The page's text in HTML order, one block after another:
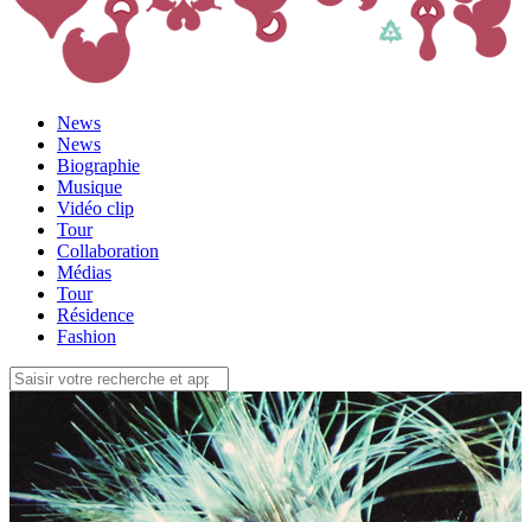
News
News
Biographie
Musique
Vidéo clip
Tour
Collaboration
Médias
Tour
Résidence
Fashion